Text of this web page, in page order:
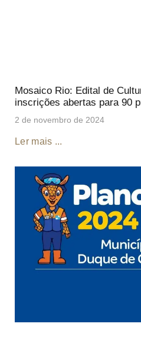
Mosaico Rio: Edital de
inscrições abertas para 90
2 de novembro de 2024
Ler mais ...